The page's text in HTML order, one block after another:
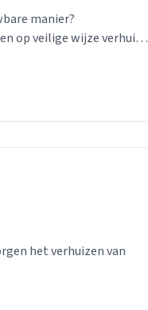
manier?
op veilige wijze verhuisd
het verhuizen van